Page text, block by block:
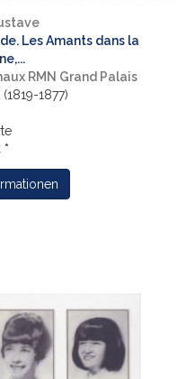
Les Amants dans la
RMN Grand Palais
1877)
*